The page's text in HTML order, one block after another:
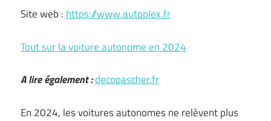
Site web : https://www.autoplex.fr
Tout sur la voiture autonome en 2024
A lire également :decopascher.fr
En 2024, les voitures autonomes ne relèvent plus